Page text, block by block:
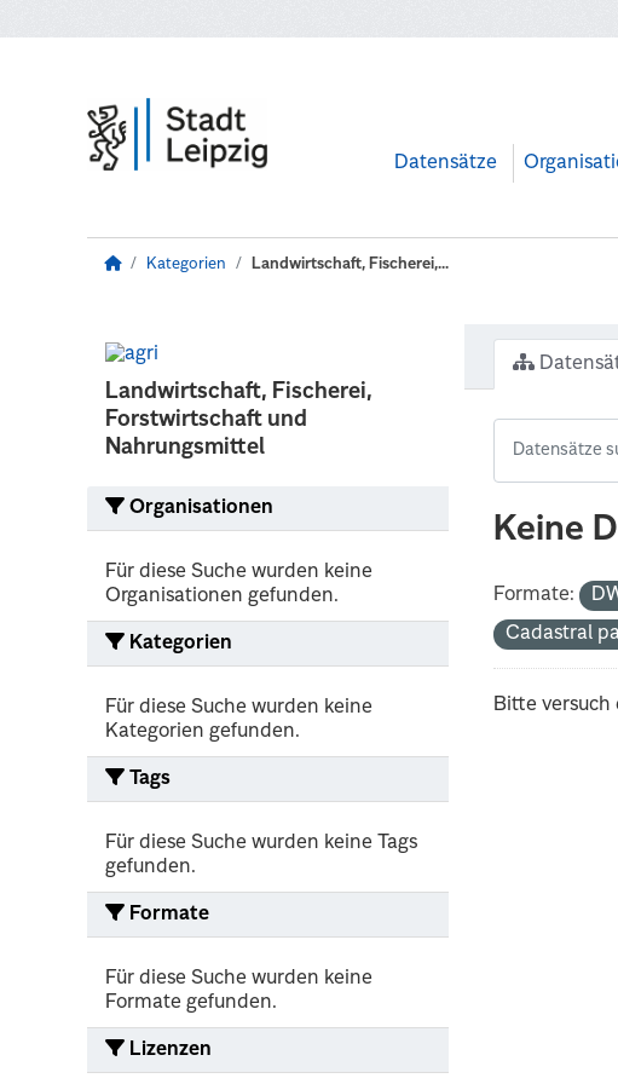
Datensätze
Kategorien Landwirtschaft, Fischerei,...
Landwirtschaft, Fischerei,
Forstwirtschaft und
Nahrungsmittel
Organisationen
Für diese Suche wurden keine
Organisationen gefunden.
Kategorien
Für diese Suche wurden keine
Kategorien gefunden.
Tags
Für diese Suche wurden keine Tags
gefunden.
Formate
Für diese Suche wurden keine
Formate gefunden.
Lizenzen
Keine
Formate:
Cadastral
Bitte versuch